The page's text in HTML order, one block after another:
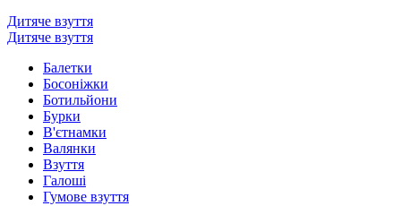
Дитяче взуття
Дитяче взуття
Балетки
Босоніжки
Ботильйони
Бурки
В'єтнамки
Валянки
Взуття
Галоші
Гумове взуття